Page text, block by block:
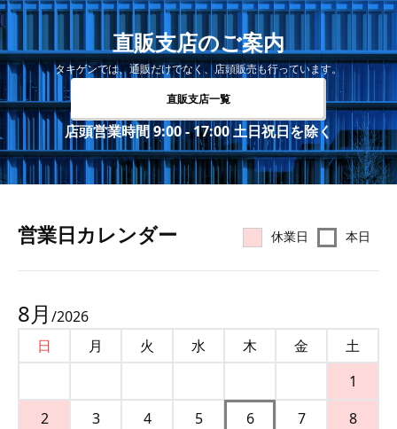
直販支店のご案内
タキゲンでは、通販だけでなく、店頭販売も行っています。
直販支店一覧
店頭営業時間 9:00 - 17:00 土日祝日を除く
営業⽇カレンダー 休業日 本日
8月 /2026
日
月 火 水 木 金
土
1
2
3 4 5 6 7
8